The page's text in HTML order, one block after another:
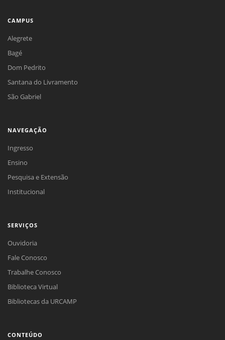
CAMPUS
Alegrete
Bagé
Dom Pedrito
Santana do Livramento
São Gabriel
NAVEGAÇÃO
Ingresso
Ensino
Pesquisa e Extensão
Institucional
SERVIÇOS
Ouvidoria
Fale Conosco
Trabalhe Conosco
Biblioteca Virtual
Bibliotecas da URCAMP
CONTEÚDO